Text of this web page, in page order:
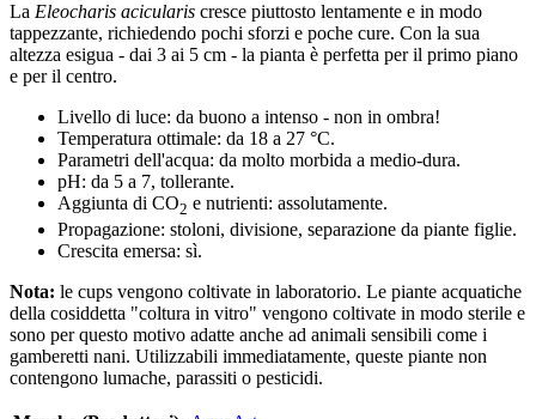
La Eleocharis acicularis cresce piuttosto lentamente e in modo
tappezzante, richiedendo pochi sforzi e poche cure. Con la sua
altezza esigua - dai 3 ai 5 cm - la pianta è perfetta per il primo piano
e per il centro.
Livello di luce: da buono a intenso - non in ombra!
Temperatura ottimale: da 18 a 27 °C.
Parametri dell'acqua: da molto morbida a medio-dura.
pH: da 5 a 7, tollerante.
Aggiunta di CO2 e nutrienti: assolutamente.
Propagazione: stoloni, divisione, separazione da piante figlie.
Crescita emersa: sì.
Nota: le cups vengono coltivate in laboratorio. Le piante acquatiche
della cosiddetta "coltura in vitro" vengono coltivate in modo sterile e
sono per questo motivo adatte anche ad animali sensibili come i
gamberetti nani. Utilizzabili immediatamente, queste piante non
contengono lumache, parassiti o pesticidi.